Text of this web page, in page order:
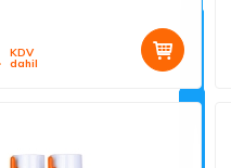
KDV
dahil